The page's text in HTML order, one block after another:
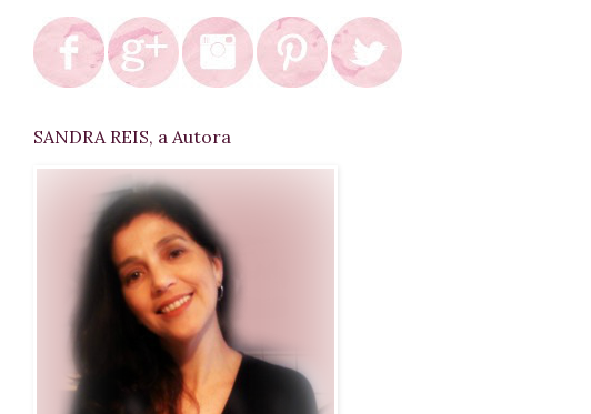
SANDRA REIS, a Autora